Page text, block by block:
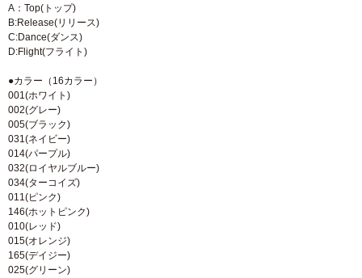
A：Top(トップ)
B:Release(リリース)
C:Dance(ダンス)
D:Flight(フライト)
●カラー（16カラー）
001(ホワイト)
002(グレー)
005(ブラック)
031(ネイビー)
014(パープル)
032(ロイヤルブルー)
034(ターコイズ)
011(ピンク)
146(ホットピンク)
010(レッド)
015(オレンジ)
165(デイジー)
025(グリーン)